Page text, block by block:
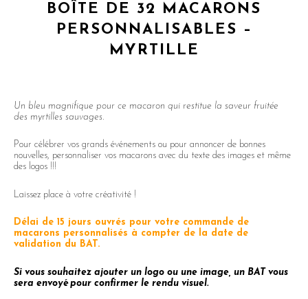
BOÎTE DE 32 MACARONS
PERSONNALISABLES –
MYRTILLE
Un bleu magnifique pour ce macaron qui restitue la saveur fruitée
des myrtilles sauvages.
Pour célébrer vos grands événements ou pour annoncer de bonnes
nouvelles, personnaliser vos macarons avec du texte des images et même
des logos !!!
Laissez place à votre créativité !
Délai de 15 jours ouvrés pour votre commande de
macarons personnalisés à compter de la date de
validation du BAT.
Si vous souhaitez ajouter un logo ou une image, un BAT vous
sera envoyé pour confirmer le rendu visuel.